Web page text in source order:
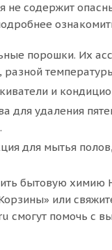
не содержит
порошки. Их
разной
и
для удаления
для мытья
бытовую химию
или
смогут помочь с